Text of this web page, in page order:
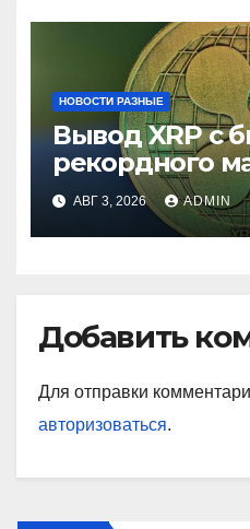
НОВОСТИ РАЗНЫЕ
Вывод XRP с
рекордного
летАВГ 3, 2026 ADMIN
Добавить
Для отправки
авторизоваться.